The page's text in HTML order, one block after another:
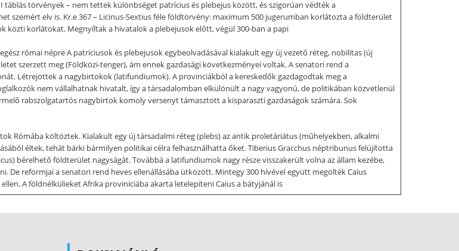
törvények – nem tettek különbséget patrícius és plebejus között, és szigorúan védték a
szemért elv is. Kr.e 367 – Licinus-Sextius féle földtörvény: maximum 500 jugerumban korlátozta a földterület
korlátokat. Megnyíltak a hivatalok a plebejusok előtt, végül 300-ban a papi
római népre A patríciusok és plebejusok egybeolvadásával kialakult egy új vezető réteg, nobilitas (új
szerzett meg (Földközi-tenger), ám ennek gazdasági következményei voltak. A senatori rend a
Létrejöttek a nagybirtokok (latifundiumok). A provinciákból a kereskedők gazdagodtak meg a
nem vállalhatnak hivatalt, így a társadalomban elkülönült a nagy vagyonú, de politikában közvetlenül
rabszolgatartós nagybirtok komoly versenyt támasztott a kisparaszti gazdaságok számára. Sok
Rómába költöztek. Kialakult egy új társadalmi réteg (plebs) az antik proletáriátus (műhelyekben, alkalmi
éltek, tehát bárki bármilyen politikai célra felhasználhatta őket. Tiberius Gracchus néptribunus felújította
bérelhető földterület nagyságát. Továbbá a latifundiumok nagy része visszakerült volna az állam kezébe,
De reformjai a senatori rend heves ellenállásába ütközött. Mintegy 300 hívével együtt megölték Caius
A földnélkülieket Afrika proviniciába akarta letelepíteni Caius a bátyjánál is
Mariust többször megválasztották consullá. Ez is jól mutatja, hogy a köztársaság már nem megfelelő, az